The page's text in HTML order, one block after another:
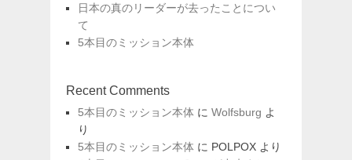
日本の真のリーダーが去ったことについ
て
5本目のミッション本体
Recent Comments
5本目のミッション本体 に Wolfsburg よ
り
5本目のミッション本体 に POLPOX より